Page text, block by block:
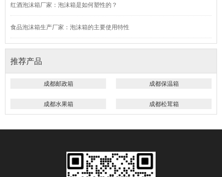
红酒泡沫箱厂家：泡沫箱是如何塑性的？
食品泡沫箱生产厂家：泡沫箱的主要使用特性
推荐产品
成都邮政箱 成都保温箱
成都水果箱 成都松茸箱